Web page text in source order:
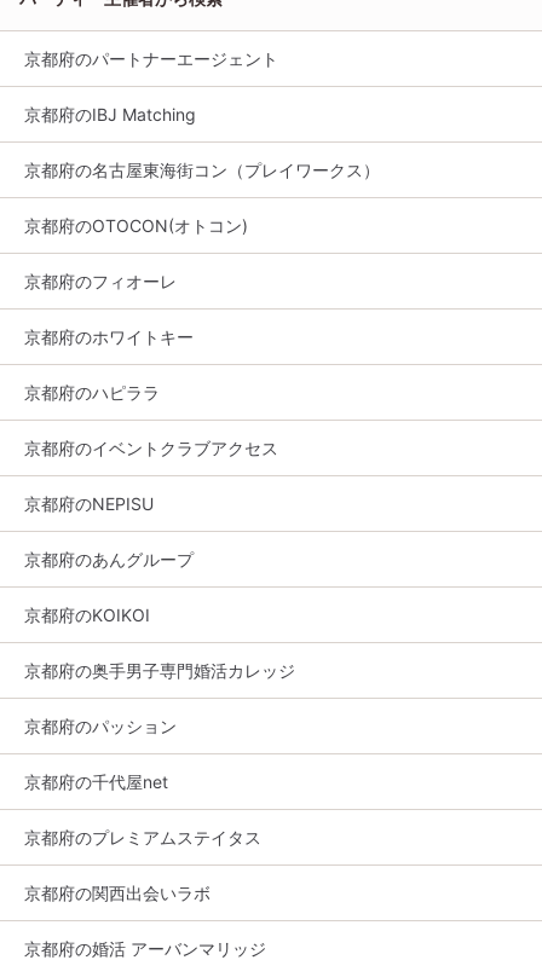
京都府のパートナーエージェント
京都府のIBJ Matching
京都府の名古屋東海街コン（プレイワークス）
京都府のOTOCON(オトコン)
京都府のフィオーレ
京都府のホワイトキー
京都府のハピララ
京都府のイベントクラブアクセス
京都府のNEPISU
京都府のあんグループ
京都府のKOIKOI
京都府の奥手男子専門婚活カレッジ
京都府のパッション
京都府の千代屋net
京都府のプレミアムステイタス
京都府の関西出会いラボ
京都府の婚活 アーバンマリッジ